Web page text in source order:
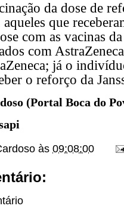
da dose de
que
com as vacinas
com
já o
o reforço da
(Portal Boca do
às 09:08:00